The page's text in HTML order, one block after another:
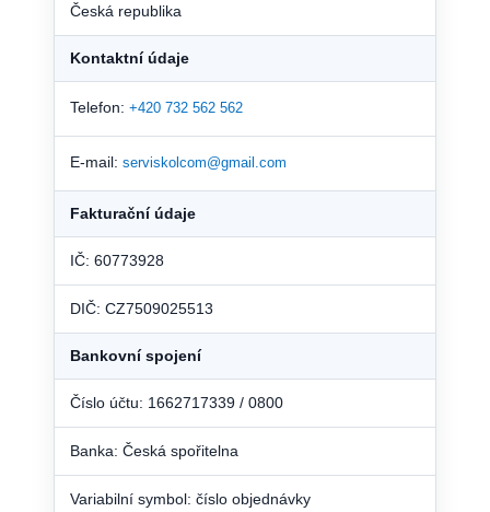
Česká republika
Kontaktní údaje
Telefon: +420 732 562 562
E-mail: serviskolcom@gmail.com
Fakturační údaje
IČ: 60773928
DIČ: CZ7509025513
Bankovní spojení
Číslo účtu: 1662717339 / 0800
Banka: Česká spořitelna
Variabilní symbol: číslo objednávky